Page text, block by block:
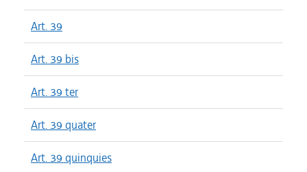
Art. 39
Art. 39 bis
Art. 39 ter
Art. 39 quater
Art. 39 quinquies